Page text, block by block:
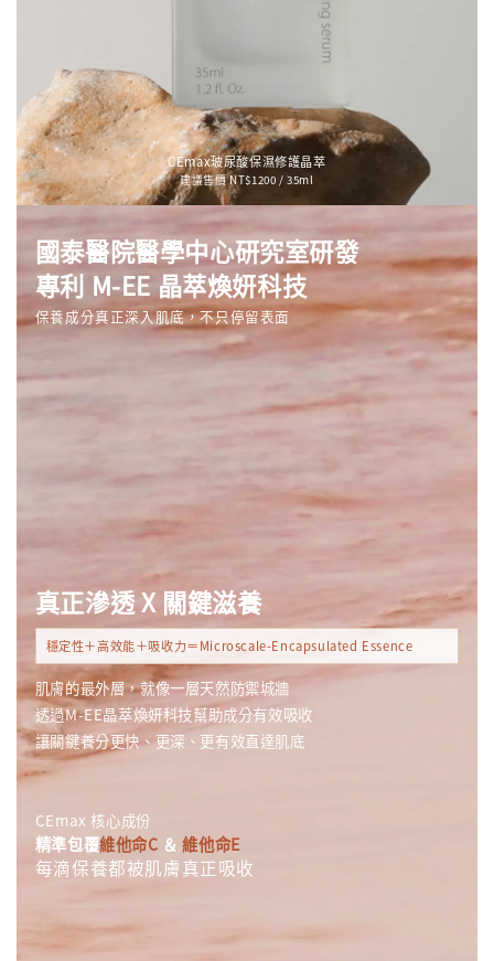
CEmax玻尿酸保濕修護晶萃
建議售價 NT$1200 / 35ml
國泰醫院醫學中心研究室研發
專利 M-EE 晶萃煥妍科技
保養成分真正深入肌底，不只停留表面
真正滲透 X 關鍵滋養
穩定性＋高效能＋吸收力＝Microscale-Encapsulated Essence
肌膚的最外層，就像一層天然防禦城牆
透過M-EE晶萃煥妍科技幫助成分有效吸收
讓關鍵養分更快、更深、更有效直達肌底
CEmax 核心成份
精準包覆維他命C ＆維他命E
每滴保養都被肌膚真正吸收